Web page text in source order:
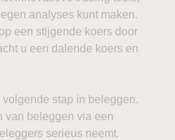
analyses kunt maken.
een stijgende koers door
u een dalende koers en
stap in beleggen.
van beleggen via een
serieus neemt.